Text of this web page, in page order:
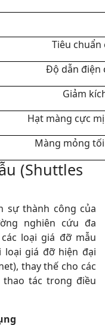
Tiêu
Độ dẫn điện
Giảm
Hạt màng cực
Màng mỏng
(Shuttles
sự thành công của
nghiên cứu đa
loại giá đỡ mẫu
loại giá đỡ hiện đại
thay thế cho các
tác trong điều